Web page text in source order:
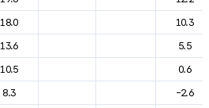
18.0
10.3
13.6
5.5
10.5
0.6
8.3
-2.6